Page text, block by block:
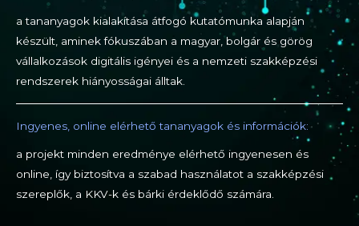
a tananyagok kialakítása átfogó kutatómunka alapján
készült, aminek fókuszában a magyar, bolgár és görög
vállalkozások digitális igényei és a nemzeti szakképzési
rendszerek hiányosságai álltak.
Ingyenes, online elérhető tananyagok és információk:
a projekt minden eredménye elérhető ingyenesen és
online, így biztosítva a szabad használatot a szakképzési
szereplők, a KKV-k és bárki érdeklődő számára.